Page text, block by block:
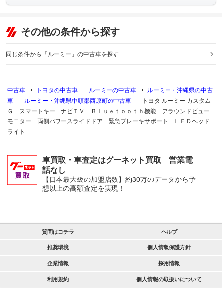
その他の条件から探す
同じ条件から「ルーミー」の中古車を探す
中古車 トヨタの中古車 ルーミーの中古車
ルーミー・沖縄県の中古
車
ルーミー・沖縄県中頭郡西原町の中古車
トヨタ ルーミー カスタム
Ｇ スマートキー ナビＴＶ Ｂｌｕｅｔｏｏｔｈ機能 アラウンドビュー
モニター 両側パワースライドドア 緊急ブレーキサポート ＬＥＤヘッド
ライト
車買取・車査定はグーネット買取 営業電
話なし
【日本最大級の加盟店数】約30万のデータから予
想以上の高額査定を実現！
質問はコチラ ヘルプ
推奨環境 個人情報保護方針
企業情報 採用情報
利用規約 個人情報の取扱いについて